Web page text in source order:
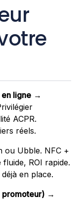
ligne →
ACPR.
réels.
ou Ubble. NFC +
ROI rapide.
en place.
promoteur) →